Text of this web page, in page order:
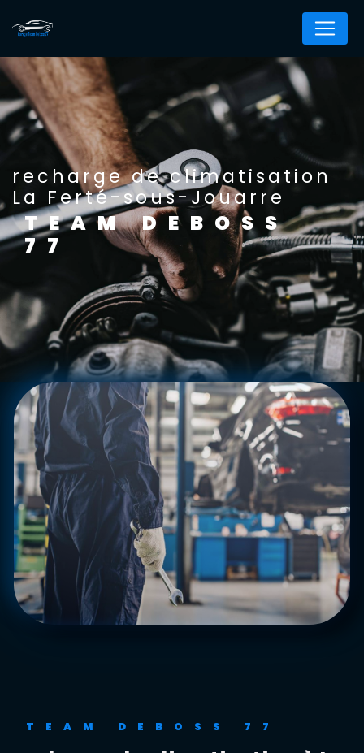
recharge de climatisation
La Ferté-sous-Jouarre
TEAM DEBOSS
77
TEAM DEBOSS 77